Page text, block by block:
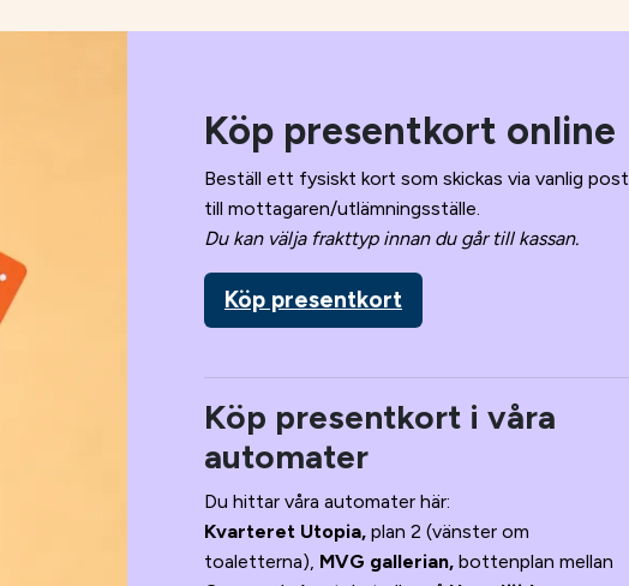
Köp presentkort online
Beställ ett fysiskt kort som skickas via vanlig post
till mottagaren/utlämningsställe.
Du kan välja frakttyp innan du går till kassan.
Köp presentkort
Köp presentkort i våra
automater
Du hittar våra automater här:
Kvarteret Utopia, plan 2 (vänster om
toaletterna), MVG gallerian, bottenplan mellan